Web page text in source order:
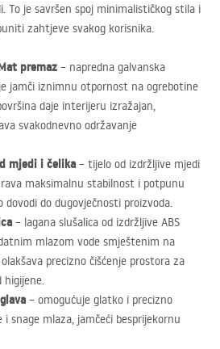
To je savršen spoj minimalističkog stila i
zahtjeve svakog korisnika.
premaz – napredna galvanska
jamči iznimnu otpornost na ogrebotine
daje interijeru izražajan,
svakodnevno održavanje
mjedi i čelika – tijelo od izdržljive mjedi
maksimalnu stabilnost i potpunu
do dugovječnosti proizvoda.
– lagana slušalica od izdržljive ABS
mlazom vode smještenim na
precizno čišćenje prostora za
higijene.
– omogućuje glatko i precizno
snage mlaza, jamčeći besprijekornu